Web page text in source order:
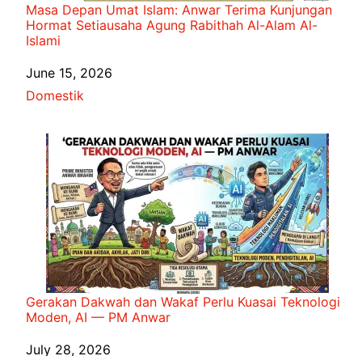
Masa Depan Umat Islam: Anwar Terima Kunjungan
Hormat Setiausaha Agung Rabithah Al-Alam Al-
Islami
Date
June 15, 2026
In relation to
Domestik
Gerakan Dakwah dan Wakaf Perlu Kuasai Teknologi
Moden, AI — PM Anwar
Date
July 28, 2026